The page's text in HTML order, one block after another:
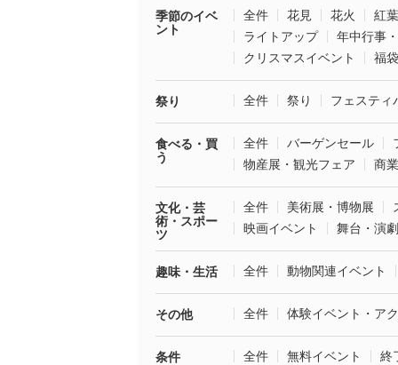
季節のイベ
ント
全件 花見 花火
紅葉
ライトアップ
年中行事
クリスマスイベント
福
祭り 全件 祭り フェスティ
食べる・買
う
全件 バーゲンセール
物産展・観光フェア
商
文化・芸
術・スポー
ツ
全件 美術展・博物展
映画イベント
舞台・演劇
趣味・生活 全件 動物関連イベント
その他 全件 体験イベント・ア
条件 全件 無料イベント 終